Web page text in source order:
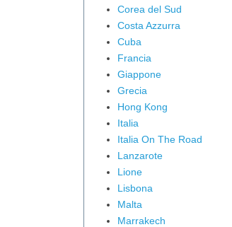
Corea del Sud
Costa Azzurra
Cuba
Francia
Giappone
Grecia
Hong Kong
Italia
Italia On The Road
Lanzarote
Lione
Lisbona
Malta
Marrakech